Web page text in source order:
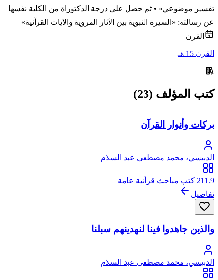
تفسير موضوعي» • ثم حصل على درجة الدكتوراة من الكلية نفسها
عن رسالته: «السيرة النبوية بين الآثار المروية والآيات القرآنية»
القرن
القرن 15 هـ
كتب المؤلف (23)
بركات وأنوار القرآن
الدبيسي، محمد مصطفى عبد السلام
211.9 كتب مباحث قرآنية عامة
تفاصيل
والذين جاهدوا فينا لنهدينهم سبلنا
الدبيسي، محمد مصطفى عبد السلام